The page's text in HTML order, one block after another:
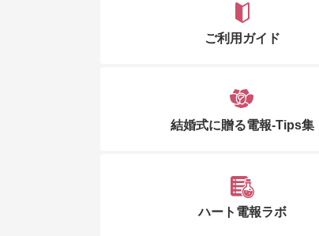
ご利用ガイド
結婚式に贈る電報-Tips集
ハート電報ラボ